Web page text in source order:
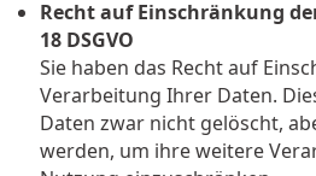
Recht auf Einschränkung
18 DSGVO
Sie haben das Recht auf
Verarbeitung Ihrer Daten.
Daten zwar nicht gelöscht,
werden, um ihre weitere